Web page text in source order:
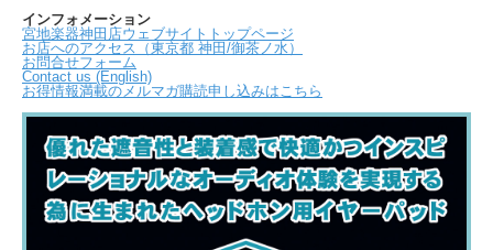
インフォメーション
宮地楽器神田店ウェブサイトトップページ
お店へのアクセス（東京都 神田/御茶ノ水）
お問合せフォーム
Contact us (English)
お得情報満載のメルマガ購読申し込みはこちら